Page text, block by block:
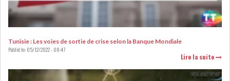
FISCALITE
Tunisie : Les voies de sortie de crise selon la Banque Mondiale
Publié le:05/12/2022 - 08:47
Lire la suite